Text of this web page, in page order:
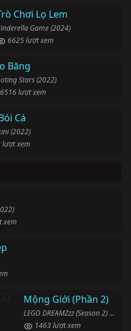
Chơi Lọ Lem
Game (2024)
6625 lượt xem
Băng
Stars (2022)
6516 lượt xem
Cá
(2022)
lượt xem
xem
Mộng Giới (Phần 2)
LEGO DREAMZzz (Season 2) (2024)
1463 lượt xem